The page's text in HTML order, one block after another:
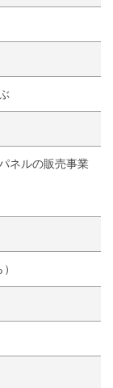
ネルの販売事業